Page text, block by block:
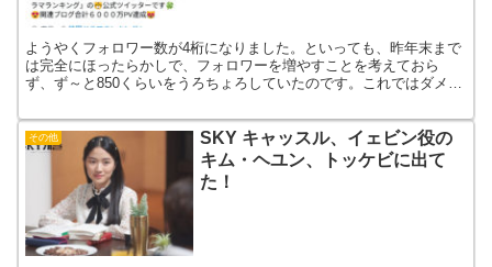
ようやくフォロワー数が4桁になりました。といっても、昨年末まで
は完全にほったらかしで、フォロワーを増やすことを考えておら
ず、ず～と850くらいをうろちょろしていたのです。これではダメだ
その他
SKY キャッスル、イェビン役の
キム・ヘユン、トッケビに出て
た！